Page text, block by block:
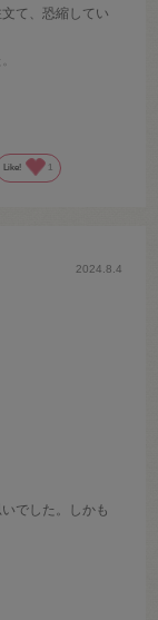
て、恐縮してい
Like! 1
2024.8.4
でした。しかも